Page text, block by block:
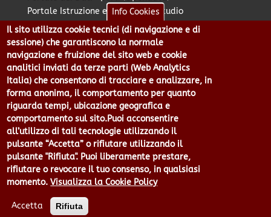
Portale Istruzione e Diritto allo Studio
Portale Marketing Territoriale
Portale Piano Strategico Metropolitano
Portale PUMS di GenovaMetropoli
Portale Stazione Unica Appaltante
Pratico: procedimenti e istanze online
Città Metropolitana di Genova - Piazzale Mazzini 2 -16122 -
Genova | CF:80007350103 - P.Iva: 00949170104 | Codice IPA: cmge
Centralino 010 54991 Fax 010 5499244 URP 010 5499456
Num.Verde 800 509420 | P.E.C.:
pec@cert.cittametropolitana.genova.it
Privacy|Tecnologie e Accessibilità|Note Legali
sito Web
Info Cookies
Il sito utilizza cookie tecnici (di navigazione e di
sessione) che garantiscono la normale
navigazione e fruizione del sito web e cookie
analitici inviati da terze parti (Web Analytics
Italia) che consentono di tracciare e analizzare, in
forma anonima, il comportamento per quanto
riguarda tempi, ubicazione geografica e
comportamento sul sito.Puoi acconsentire
all’utilizzo di tali tecnologie utilizzando il
pulsante “Accetta” o rifiutare utilizzando il
pulsante "Rifiuta". Puoi liberamente prestare,
rifiutare o revocare il tuo consenso, in qualsiasi
momento. Visualizza la Cookie Policy
Accetta Rifiuta